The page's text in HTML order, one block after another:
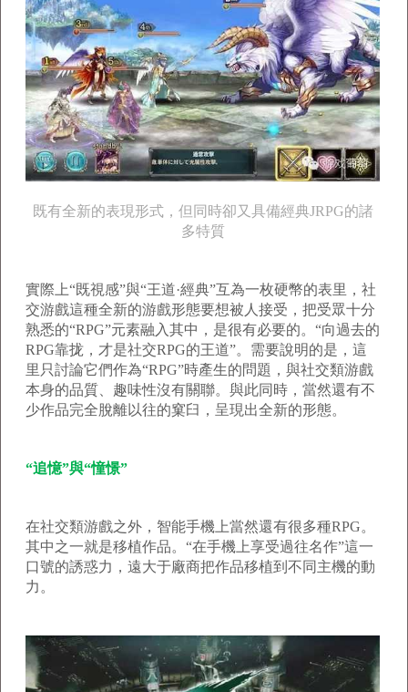
既有全新的表現形式，但同時卻又具備經典JRPG的諸
多特質
實際上“既視感”與“王道·經典”互為一枚硬幣的表里，社
交游戲這種全新的游戲形態要想被人接受，把受眾十分
熟悉的“RPG”元素融入其中，是很有必要的。“向過去的
RPG靠拢，才是社交RPG的王道”。需要說明的是，這
里只討論它們作為“RPG”時產生的問題，與社交類游戲
本身的品質、趣味性沒有關聯。與此同時，當然還有不
少作品完全脫離以往的窠臼，呈現出全新的形態。
“追憶”與“憧憬”
在社交類游戲之外，智能手機上當然還有很多種RPG。
其中之一就是移植作品。“在手機上享受過往名作”這一
口號的誘惑力，遠大于廠商把作品移植到不同主機的動
力。